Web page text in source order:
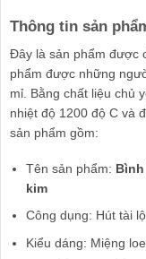
Thông tin sản
Đây là sản phẩm được
phẩm được những
mỉ. Bằng chất liệu chủ
nhiệt độ 1200 độ C và
sản phẩm gồm:
Tên sản phẩm:
kim
Công dụng: Hút tài
Kiểu dáng: Miệng